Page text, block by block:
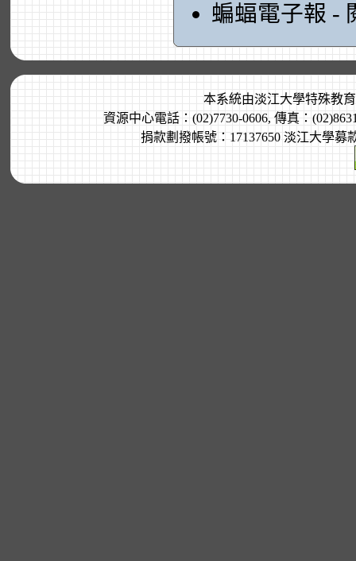
蝙蝠電子報 -
本系統由淡江大學特殊教
資源中心電話：(02)7730-0606, 傳真：
捐款劃撥帳號：17137650 淡江大學